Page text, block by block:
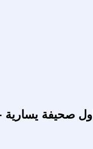
اول صحيفة يسارية